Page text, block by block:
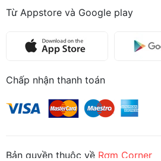
Từ Appstore và Google play
Chấp nhận thanh toán
Bản quyền thuộc về Rơm Corner